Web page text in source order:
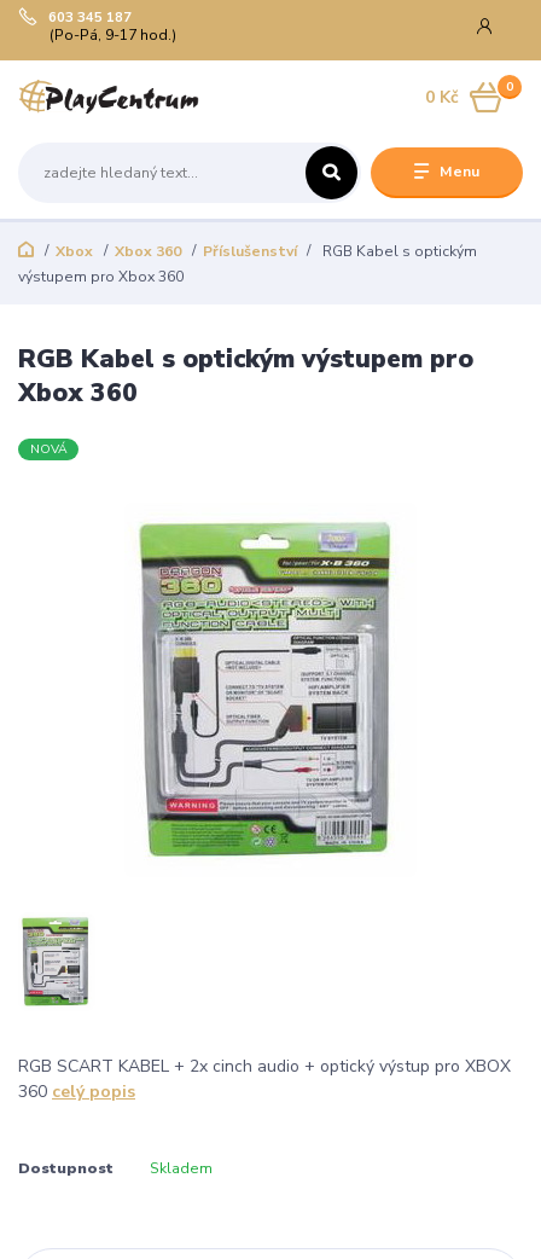
Menu
603 345 187
(Po-Pá, 9-17 hod.)
0
0 Kč
Xbox Xbox 360 Příslušenství
RGB Kabel s optickým
výstupem pro Xbox 360
RGB Kabel s optickým výstupem pro
Xbox 360
NOVÁ
RGB SCART KABEL + 2x cinch audio + optický výstup pro XBOX
360 celý popis
Dostupnost Skladem